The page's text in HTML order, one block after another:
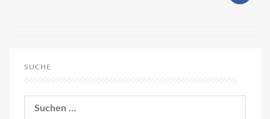
SUCHE
nach: